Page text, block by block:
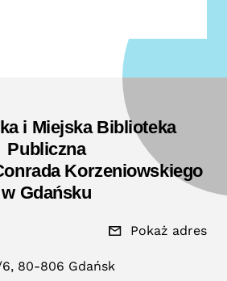
i Miejska Biblioteka
Publiczna
Korzeniowskiego
w Gdańsku
Pokaż adres
80-806 Gdańsk